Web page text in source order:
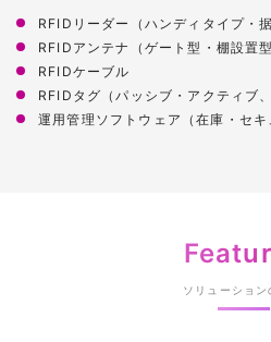
導入による主なメリット
RFIDリーダー（ハンディタイプ・据
RFIDアンテナ（ゲート型・棚設置型
RFIDケーブル
RFIDタグ（パッシブ・アクティブ
運用管理ソフトウェア（在庫・セキ
ソリューション